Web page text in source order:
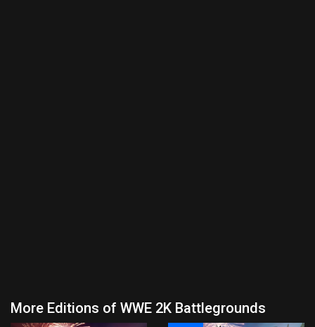
More Editions of WWE 2K Battlegrounds